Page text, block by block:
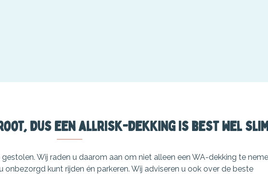
dus een allrisk-dekking is best wel
Wij raden u daarom aan om niet alleen een WA-dekking te
kunt rijden én parkeren. Wij adviseren u ook over de beste